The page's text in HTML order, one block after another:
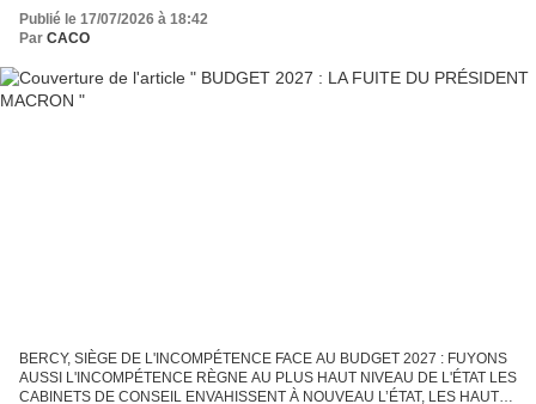
Publié le 17/07/2026 à 18:42
Par CACO
BERCY, SIÈGE DE L'INCOMPÉTENCE FACE AU BUDGET 2027 : FUYONS
AUSSI L'INCOMPÉTENCE RÈGNE AU PLUS HAUT NIVEAU DE L'ÉTAT LES
CABINETS DE CONSEIL ENVAHISSENT À NOUVEAU L’ÉTAT, LES HAUTS